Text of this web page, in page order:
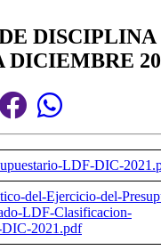
DISCIPLINA
DICIEMBRE
LDF-DIC-
del-Ejercicio-del-
LDF-Clasificacion-
2021.pdf